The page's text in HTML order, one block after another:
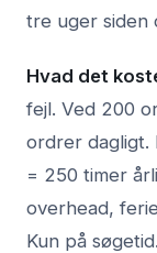
tre uger siden
Hvad det
fejl. Ved 200
ordrer dagligt.
= 250 timer
overhead,
Kun på